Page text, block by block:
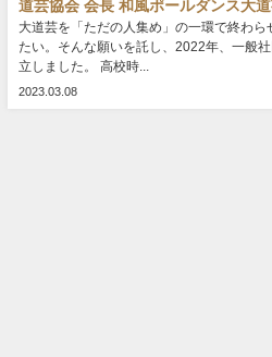
道芸協会 会長 和風ポールダンス大道
大道芸を「ただの人集め」の一環で終わ
たい。そんな願いを託し、2022年、一般
立しました。 高校時...
2023.03.08